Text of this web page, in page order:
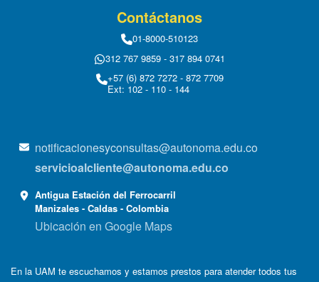
Contáctanos
01-8000-510123
312 767 9859 - 317 894 0741
+57 (6) 872 7272 - 872 7709
Ext: 102 - 110 - 144
notificacionesyconsultas@autonoma.edu.co
servicioalcliente@autonoma.edu.co
Antigua Estación del Ferrocarril
Manizales - Caldas - Colombia
Ubicación en Google Maps
En la UAM te escuchamos y estamos prestos para atender todos tus